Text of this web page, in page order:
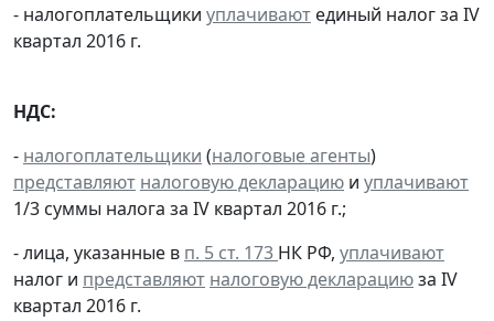
- налогоплательщики уплачивают единый налог за IV
квартал 2016 г.
НДС:
- налогоплательщики (налоговые агенты)
представляют налоговую декларацию и уплачивают
1/3 суммы налога за IV квартал 2016 г.;
- лица, указанные в п. 5 ст. 173 НК РФ, уплачивают
налог и представляют налоговую декларациюза IV
квартал 2016 г.